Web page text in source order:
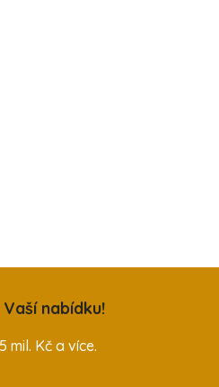
nabídku!
Kč a více.